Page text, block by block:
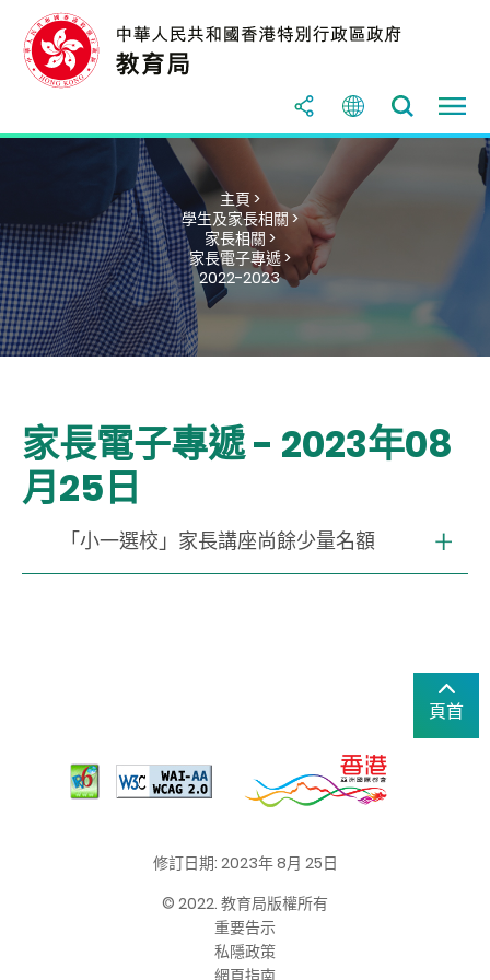
主頁 >
學生及家長相關 >
家長相關 >
家長電子專遞 >
2022-2023
家長電子專遞 - 2023年08
月25日
「小一選校」家長講座尚餘少量名額
頁首
修訂日期: 2023年 8月 25日
© 2022. 教育局版權所有
重要告示
私隱政策